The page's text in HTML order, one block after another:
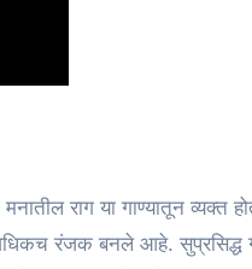
मनातील राग या गाण्यातून व्यक्त
अधिकच रंजक बनले आहे. सुप्रसिद्ध